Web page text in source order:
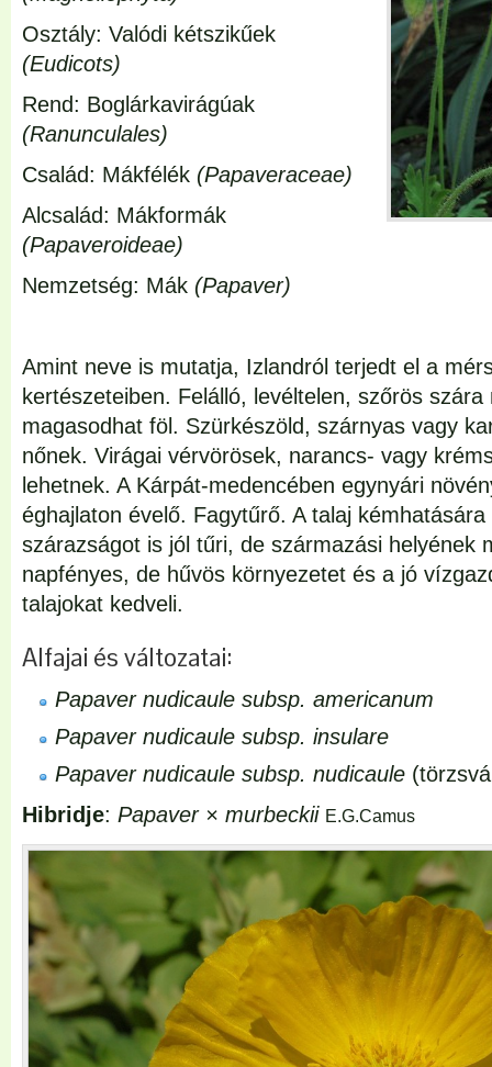
Osztály: Valódi kétszikűek
(Eudicots)
Rend: Boglárkavirágúak
(Ranunculales)
Család: Mákfélék (Papaveraceae)
Alcsalád: Mákformák
(Papaveroideae)
Nemzetség: Mák (Papaver)
Amint neve is mutatja, Izlandról terjedt el a
kertészeteiben. Felálló, levéltelen, szőrös
magasodhat föl. Szürkészöld, szárnyas vagy
nőnek. Virágai vérvörösek, narancs- vagy
lehetnek. A Kárpát-medencében egynyári
éghajlaton évelő. Fagytűrő. A talaj
szárazságot is jól tűri, de származási helyének
napfényes, de hűvös környezetet és a jó
talajokat kedveli.
Alfajai és változatai:
Papaver nudicaule subsp. americanum
Papaver nudicaule subsp. insulare
Papaver nudicaule subsp. nudicaule
Hibridje: Papaver × murbeckii E.G.Camus